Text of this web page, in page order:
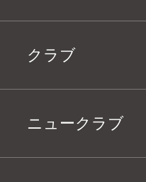
クラブ
ニュークラブ